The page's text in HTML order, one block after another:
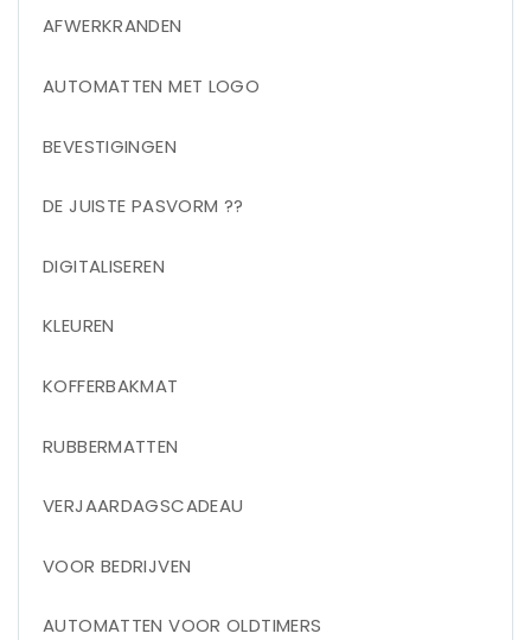
AFWERKRANDEN
AUTOMATTEN MET LOGO
BEVESTIGINGEN
DE JUISTE PASVORM ??
DIGITALISEREN
KLEUREN
KOFFERBAKMAT
RUBBERMATTEN
VERJAARDAGSCADEAU
VOOR BEDRIJVEN
AUTOMATTEN VOOR OLDTIMERS